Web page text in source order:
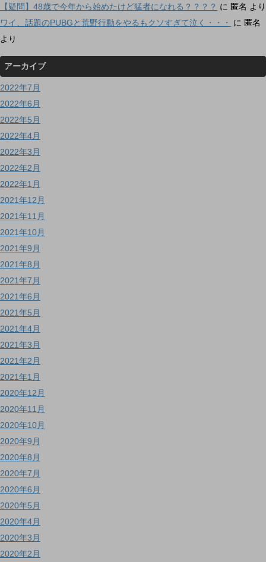
【疑問】48歳で今年から始めたけど猛者になれる？？？？ に 匿名 より
ワイ、話題のPUBGと荒野行動をやるもクソすぎて泣く・・・
に 匿名
より
アーカイブ
2022年7月
2022年6月
2022年5月
2022年4月
2022年3月
2022年2月
2022年1月
2021年12月
2021年11月
2021年10月
2021年9月
2021年8月
2021年7月
2021年6月
2021年5月
2021年4月
2021年3月
2021年2月
2021年1月
2020年12月
2020年11月
2020年10月
2020年9月
2020年8月
2020年7月
2020年6月
2020年5月
2020年4月
2020年3月
2020年2月